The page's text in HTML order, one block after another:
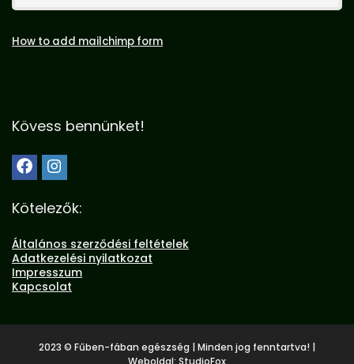
How to add mailchimp form
Kövess bennünket!
Kötelezők:
Általános szerződési feltételek
Adatkezelési nyilatkozat
Impresszum
Kapcsolat
2023 © Fűben-fában egészség | Minden jog fenntartva! |
Weboldal: StudioFox